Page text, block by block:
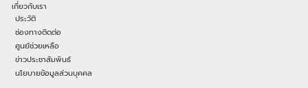
เกี่ยวกับเรา
ประวัติ
ช่องทางติดต่อ
ศูนย์ช่วยเหลือ
ข่าวประชาสัมพันธ์
นโยบายข้อมูลส่วนบุคคล